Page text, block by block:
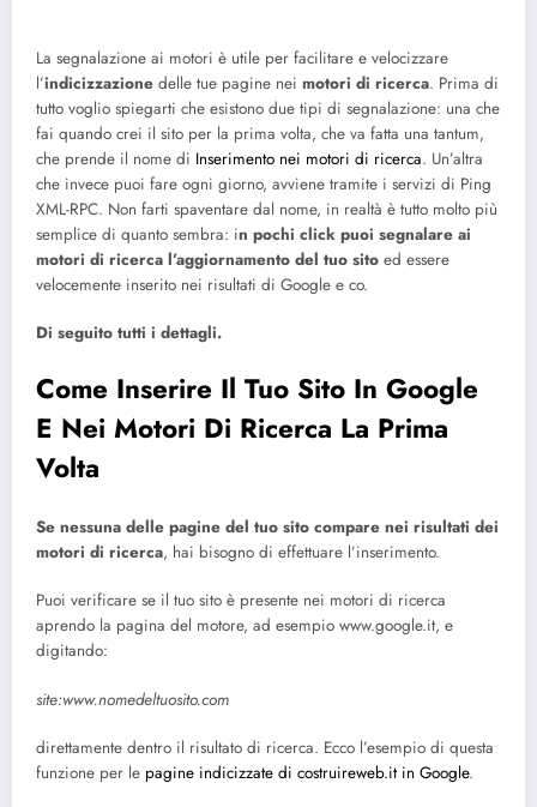
La segnalazione ai motori è utile per facilitare e velocizzare
l’indicizzazione delle tue pagine nei motori di ricerca. Prima di
tutto voglio spiegarti che esistono due tipi di segnalazione: una che
fai quando crei il sito per la prima volta, che va fatta una tantum,
che prende il nome di Inserimento nei motori di ricerca. Un’altra
che invece puoi fare ogni giorno, avviene tramite i servizi di Ping
XML-RPC. Non farti spaventare dal nome, in realtà è tutto molto più
semplice di quanto sembra: in pochi click puoi segnalare ai
motori di ricerca l’aggiornamento del tuo sito ed essere
velocemente inserito nei risultati di Google e co.
Di seguito tutti i dettagli.
Come Inserire Il Tuo Sito In Google
E Nei Motori Di Ricerca La Prima
Volta
Se nessuna delle pagine del tuo sito compare nei risultati dei
motori di ricerca, hai bisogno di effettuare l’inserimento.
Puoi verificare se il tuo sito è presente nei motori di ricerca
aprendo la pagina del motore, ad esempio www.google.it, e
digitando:
site:www.nomedeltuosito.com
direttamente dentro il risultato di ricerca. Ecco l’esempio di questa
funzione per le pagine indicizzate di costruireweb.it in Google.